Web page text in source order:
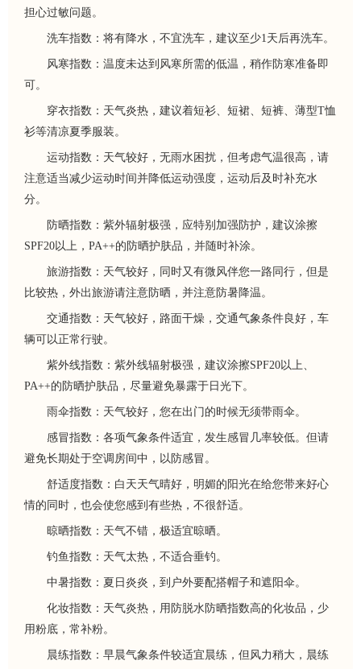
担心过敏问题。
洗车指数：将有降水，不宜洗车，建议至少1天后再洗车。
风寒指数：温度未达到风寒所需的低温，稍作防寒准备即
可。
穿衣指数：天气炎热，建议着短衫、短裙、短裤、薄型T恤
衫等清凉夏季服装。
运动指数：天气较好，无雨水困扰，但考虑气温很高，请
注意适当减少运动时间并降低运动强度，运动后及时补充水
分。
防晒指数：紫外辐射极强，应特别加强防护，建议涂擦
SPF20以上，PA++的防晒护肤品，并随时补涂。
旅游指数：天气较好，同时又有微风伴您一路同行，但是
比较热，外出旅游请注意防晒，并注意防暑降温。
交通指数：天气较好，路面干燥，交通气象条件良好，车
辆可以正常行驶。
紫外线指数：紫外线辐射极强，建议涂擦SPF20以上、
PA++的防晒护肤品，尽量避免暴露于日光下。
雨伞指数：天气较好，您在出门的时候无须带雨伞。
感冒指数：各项气象条件适宜，发生感冒几率较低。但请
避免长期处于空调房间中，以防感冒。
舒适度指数：白天天气晴好，明媚的阳光在给您带来好心
情的同时，也会使您感到有些热，不很舒适。
晾晒指数：天气不错，极适宜晾晒。
钓鱼指数：天气太热，不适合垂钓。
中暑指数：夏日炎炎，到户外要配搭帽子和遮阳伞。
化妆指数：天气炎热，用防脱水防晒指数高的化妆品，少
用粉底，常补粉。
晨练指数：早晨气象条件较适宜晨练，但风力稍大，晨练